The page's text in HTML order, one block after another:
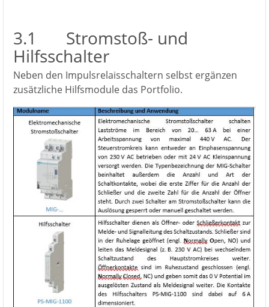
3.1 Stromstoß- und
Hilfsschalter
Neben den Impulsrelaisschaltern selbst ergänzen
zusätzliche Hilfsmodule das Portfolio.